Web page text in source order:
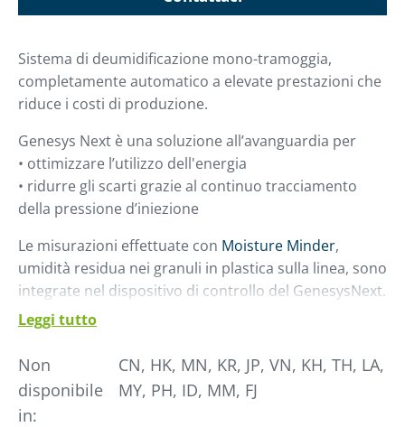
Sistema di deumidificazione mono-tramoggia,
completamente automatico a elevate prestazioni che
riduce i costi di produzione.
Genesys Next è una soluzione all’avanguardia per
• ottimizzare l’utilizzo dell'energia
• ridurre gli scarti grazie al continuo tracciamento
della pressione d’iniezione
Le misurazioni effettuate con Moisture Minder,
umidità residua nei granuli in plastica sulla linea, sono
integrate nel dispositivo di controllo del GenesysNext.
GenesysNext è inoltre un passo in avanti verso un
di filtraggio, disponibile come opzione, consente il
filtraggio avanzato di COV (Composti Organici Volatili)
presenti nell’aria di processo. Si tratta di una funzione
Leggi tutto
Non
disponibile
in:
CN, HK, MN, KR, JP, VN, KH, TH, LA,
MY, PH, ID, MM, FJ